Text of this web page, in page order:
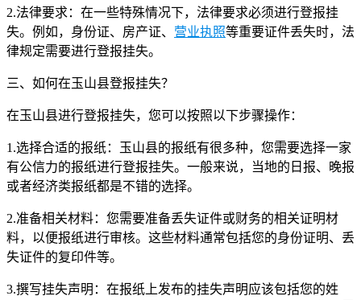
2.法律要求：在一些特殊情况下，法律要求必须进行登报挂
失。例如，身份证、房产证、 营业执照等重要证件丢失时，法
律规定需要进行登报挂失。
三、如何在玉山县登报挂失？
在玉山县进行登报挂失，您可以按照以下步骤操作：
1.选择合适的报纸：玉山县的报纸有很多种，您需要选择一家
有公信力的报纸进行登报挂失。一般来说，当地的日报、晚报
或者经济类报纸都是不错的选择。
2.准备相关材料：您需要准备丢失证件或财务的相关证明材
料，以便报纸进行审核。这些材料通常包括您的身份证明、丢
失证件的复印件等。
3.撰写挂失声明：在报纸上发布的挂失声明应该包括您的姓